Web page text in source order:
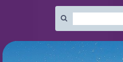
: